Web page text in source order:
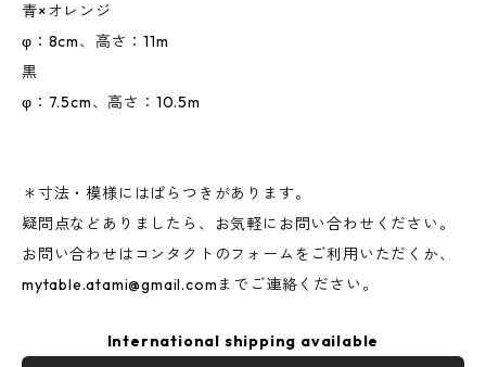
青×オレンジ
φ：8cm、高さ：11m
黒
φ：7.5cm、高さ：10.5m
＊寸法・模様にはばらつきがあります。
疑問点などありましたら、お気軽にお問い合わせください。
お問い合わせはコンタクトのフォームをご利用いただくか、
mytable.atami@gmail.com までご連絡ください。
International shipping available